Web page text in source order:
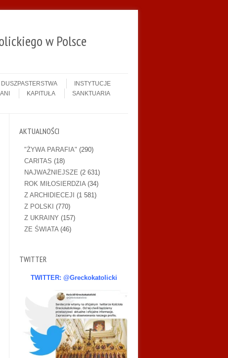
w Polsce
INSTYTUCJE
KAPITUŁA
SANKTUARIA
AKTUALNOŚCI
"ŻYWA PARAFIA" (290)
CARITAS (18)
NAJWAŻNIEJSZE (2 631)
ROK MIŁOSIERDZIA(34)
Z ARCHIDIECEJI (1 581)
Z POLSKI (770)
Z UKRAINY (157)
ZE ŚWIATA(46)
TWITTER
TWITTER: @Greckokatolicki